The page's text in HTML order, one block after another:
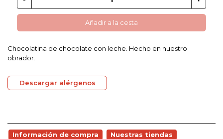
Añadir a la cesta
Chocolatina de chocolate con leche. Hecho en nuestro
obrador.
Descargar alérgenos
Información de compra
Nuestras tiendas